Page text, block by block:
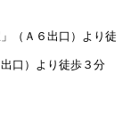
（Ａ６出口）より徒
口）より徒歩３分